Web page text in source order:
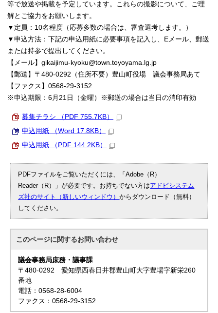
等で放送や掲載を予定しています。これらの撮影について、ご理
解とご協力をお願いします。
▼定員：10名程度（応募多数の場合は、審査選考します。）
▼申込方法：下記の申込用紙に必要事項を記入し、Eメール、郵送
または持参で提出してください。
【メール】gikaijimu-kyoku@town.toyoyama.lg.jp
【郵送】〒480-0292（住所不要）豊山町役場 議会事務局あて
【ファクス】0568-29-3152
※申込期限：6月21日（金曜）※郵送の場合は当日の消印有効
募集チラシ （PDF 755.7KB）
申込用紙 （Word 17.8KB）
申込用紙 （PDF 144.2KB）
PDFファイルをご覧いただくには、「Adobe（R）
Reader（R）」が必要です。お持ちでない方はアドビシステム
ズ社のサイト（新しいウィンドウ）からダウンロード（無料）
してください。
このページに関するお問い合わせ
議会事務局庶務・議事課
〒480-0292 愛知県西春日井郡豊山町大字豊場字新栄260
番地
電話：0568-28-6004
ファクス：0568-29-3152